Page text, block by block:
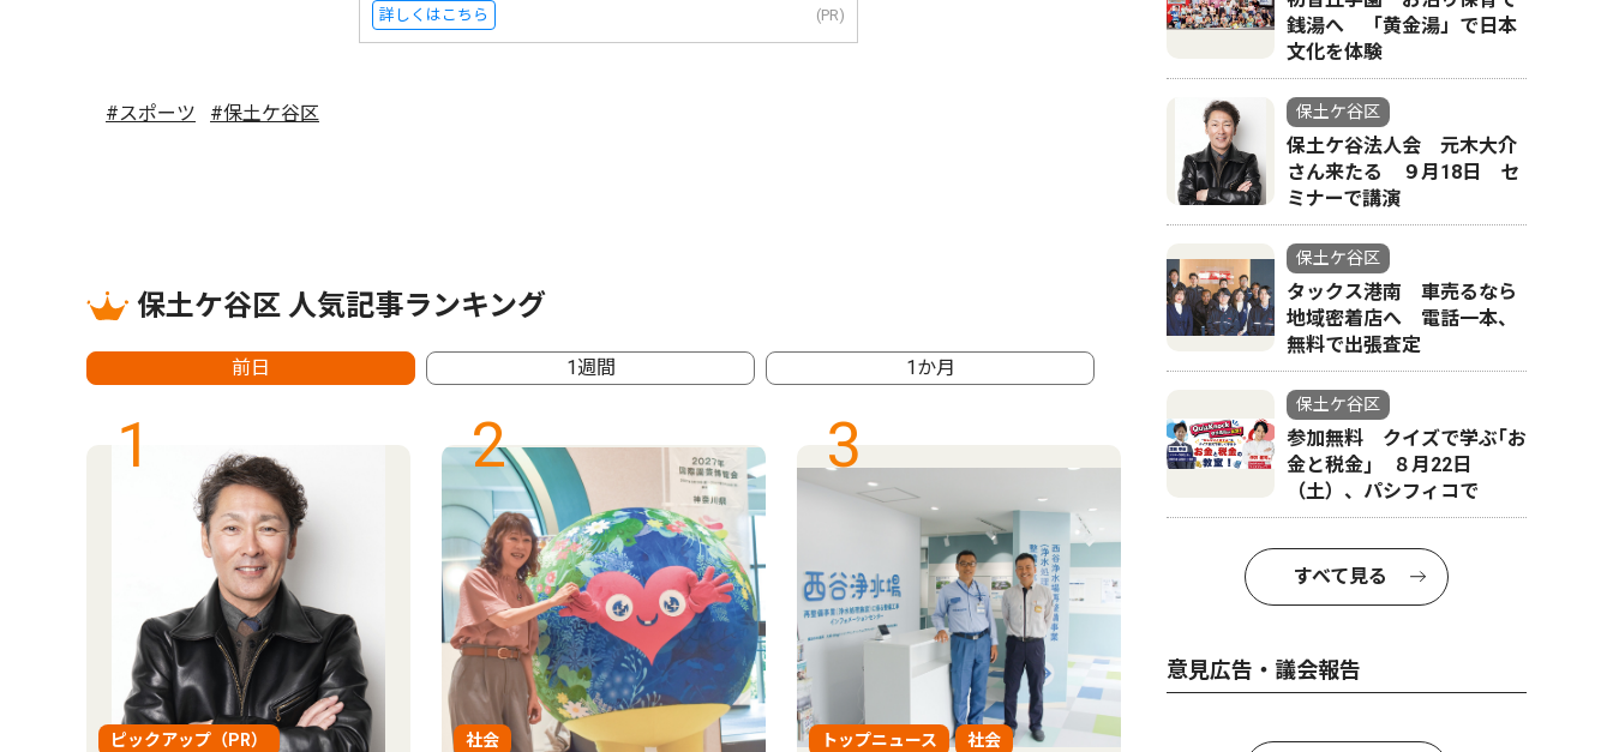
詳しくはこちら (PR)
#スポーツ #保土ケ谷区
保土ケ谷区 人気記事ランキング
前日 1週間 1か月
1
ピックアップ（PR）
2
社会
3
トップニュース 社会
4
ピックアップ（PR）
銭湯へ 「黄金湯」で日本
文化を体験
保土ケ谷区
保土ケ谷法人会 元木大介
さん来たる ９月18日 セ
ミナーで講演
保土ケ谷区
タックス港南 車売るなら
地域密着店へ 電話一本、
無料で出張査定
保土ケ谷区
参加無料 クイズで学ぶ｢お
金と税金｣ ８月22日
（土）、パシフィコで
すべて見る
意見広告・議会報告